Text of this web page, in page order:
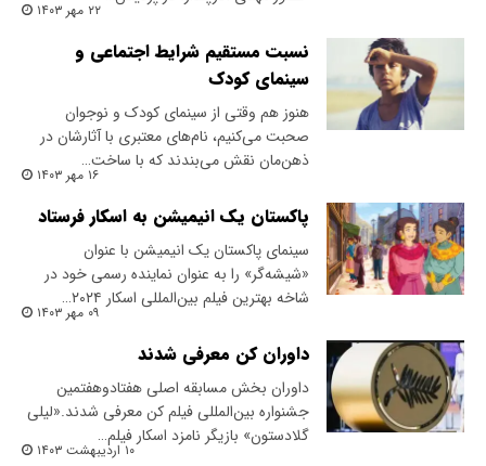
۲۲ مهر ۱۴۰۳
نسبت مستقیم شرایط اجتماعی و
سینمای کودک
هنوز هم وقتی از سینمای کودک و نوجوان
صحبت می‌کنیم، نام‌های معتبری با آثارشان در
ذهن‌مان نقش می‌بندند که با ساخت…
۱۶ مهر ۱۴۰۳
پاکستان یک انیمیشن به اسکار فرستاد
سینمای پاکستان یک انیمیشن با عنوان
«شیشه‌گر» را به عنوان نماینده رسمی خود در
شاخه بهترین فیلم بین‌المللی اسکار ۲۰۲۴…
۰۹ مهر ۱۴۰۳
داوران کن معرفی شدند
داوران بخش مسابقه اصلی هفتادوهفتمین
جشنواره بین‌المللی فیلم کن معرفی شدند.«لیلی
گلادستون» بازیگر نامزد اسکار فیلم…
۱۰ اردیبهشت ۱۴۰۳